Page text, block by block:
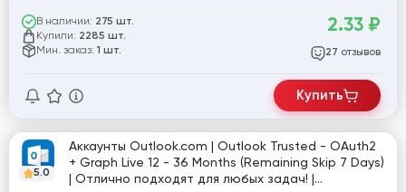
В наличии: 275 шт.
Купили: 2285 шт.
Мин. заказ: 1 шт.
2.33 ₽
27 отзывов
Купить
5.0
Аккаунты Outlook.com | Outlook Trusted - OAuth2
+ Graph Live 12 - 36 Months (Remaining Skip 7 Days)
| Отлично подходят для любых задач! |